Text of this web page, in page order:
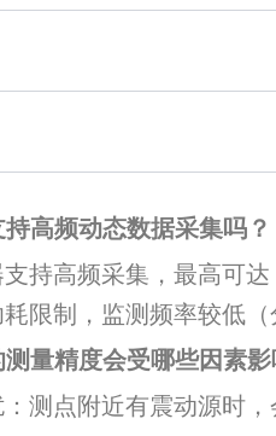
高频动态数据采集吗？
持高频采集，最高可
限制，监测频率较低
量精度会受哪些因素影
测点附近有震动源时